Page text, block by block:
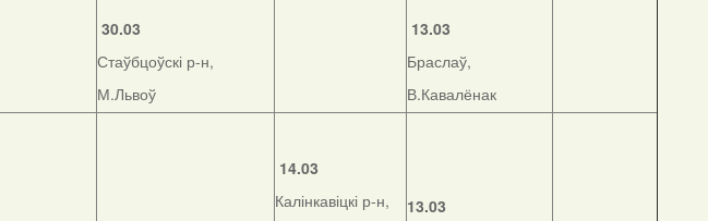
30.03
Стаўбцоўскі р-н,
М.Львоў
13.03
Браслаў,
В.Кавалёнак
14.03
Калінкавіцкі р-н,
13.03